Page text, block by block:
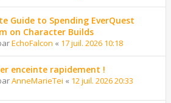
Guide to Spending EverQuest
on Character Builds
EchoFalcon « 17 juil. 2026 10:18
enceinte rapidement !
AnneMarieTei « 12 juil. 2026 20:33